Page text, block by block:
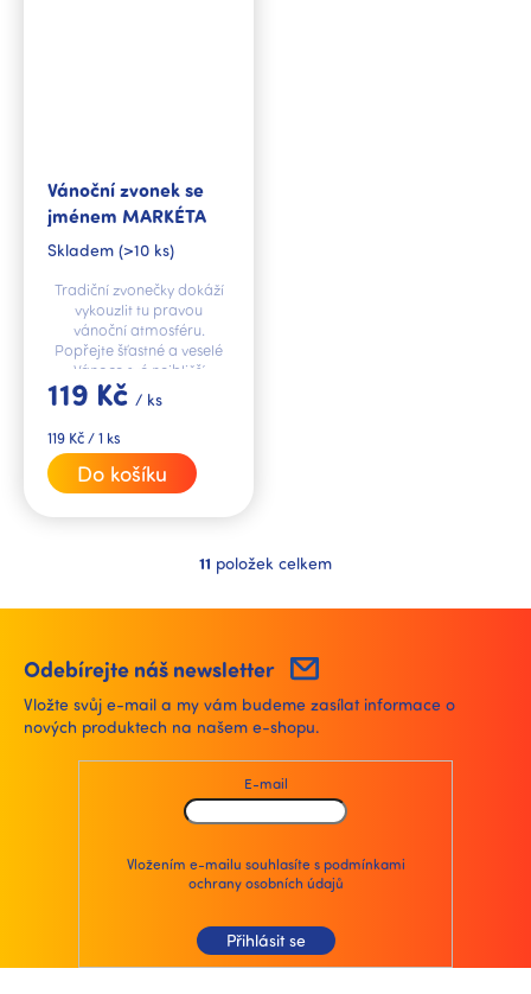
Vánoční zvonek se
jménem MARKÉTA
Skladem (>10 ks)
119 Kč / ks
Měrná
cena:
119 Kč / 1 ks
Do košíku
Tradiční zvonečky dokáží
vykouzlit tu pravou
vánoční atmosféru.
Popřejte šťastné a veselé
Vánoce své nejbližší
jménem MARKÉTA.
O
l
d
a
c
í
r
v
k
v
ý
i
s
u
11 položek celkem
Odebírejte náš newsletter
Vložte svůj e-mail a my vám budeme zasílat informace o
nových produktech na našem e-shopu.
E-mail
Vložením e-mailu souhlasíte spodmínkami
ochrany osobních údajů
Přihlásit se